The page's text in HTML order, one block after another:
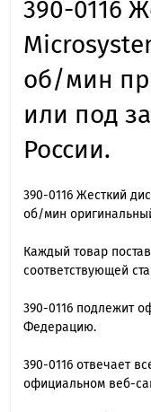
390-0116
об/мин
или под
России.
390-0116 Жесткий
об/мин
Каждый товар
соответствующей
390-0116 подлежит
Федерацию.
390-0116 отвечает
официальном веб-